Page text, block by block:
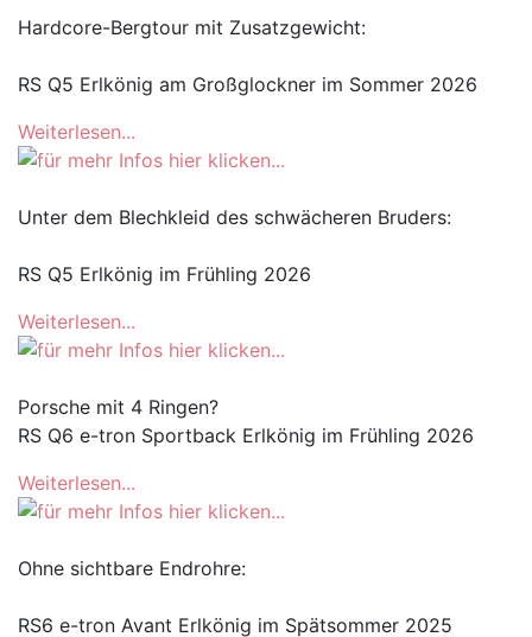
Hardcore-Bergtour mit Zusatzgewicht:
RS Q5 Erlkönig am Großglockner im Sommer 2026
Weiterlesen...
Unter dem Blechkleid des schwächeren Bruders:
RS Q5 Erlkönig im Frühling 2026
Weiterlesen...
Porsche mit 4 Ringen?
RS Q6 e-tron Sportback Erlkönig im Frühling 2026
Weiterlesen...
Ohne sichtbare Endrohre:
RS6 e-tron Avant Erlkönig im Spätsommer 2025